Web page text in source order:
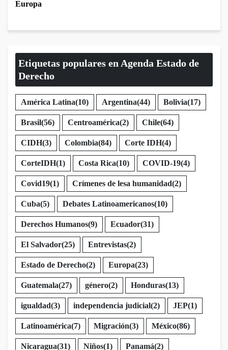
Europa
Etiquetas populares en Agenda Estado de
Derecho
América Latina(10) Argentina(44) Bolivia(17)
Brasil(56) Centroamérica(2) Chile(64)
CIDH(3) Colombia(84) Corte IDH(4)
CorteIDH(1) Costa Rica(10) COVID-19(4)
Covid19(1) Crímenes de lesa humanidad(2)
Cuba(5) Debates Latinoamericanos(10)
Derechos Humanos(9) Ecuador(31)
El Salvador(25) Entrevistas(2)
Estado de Derecho(2) Europa(23)
Guatemala(27) género(2) Honduras(13)
igualdad(3) independencia judicial(2) JEP(1)
Latinoamérica(7) Migración(3) México(86)
Nicaragua(31) Niños(1) Panamá(2)